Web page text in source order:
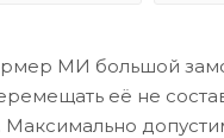
МИ большой
её не